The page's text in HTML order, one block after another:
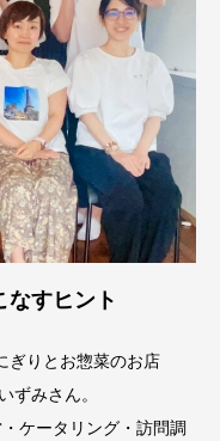
なすヒント
ぎりとお惣菜のお店
ずみさん。
ケータリング・訪問調